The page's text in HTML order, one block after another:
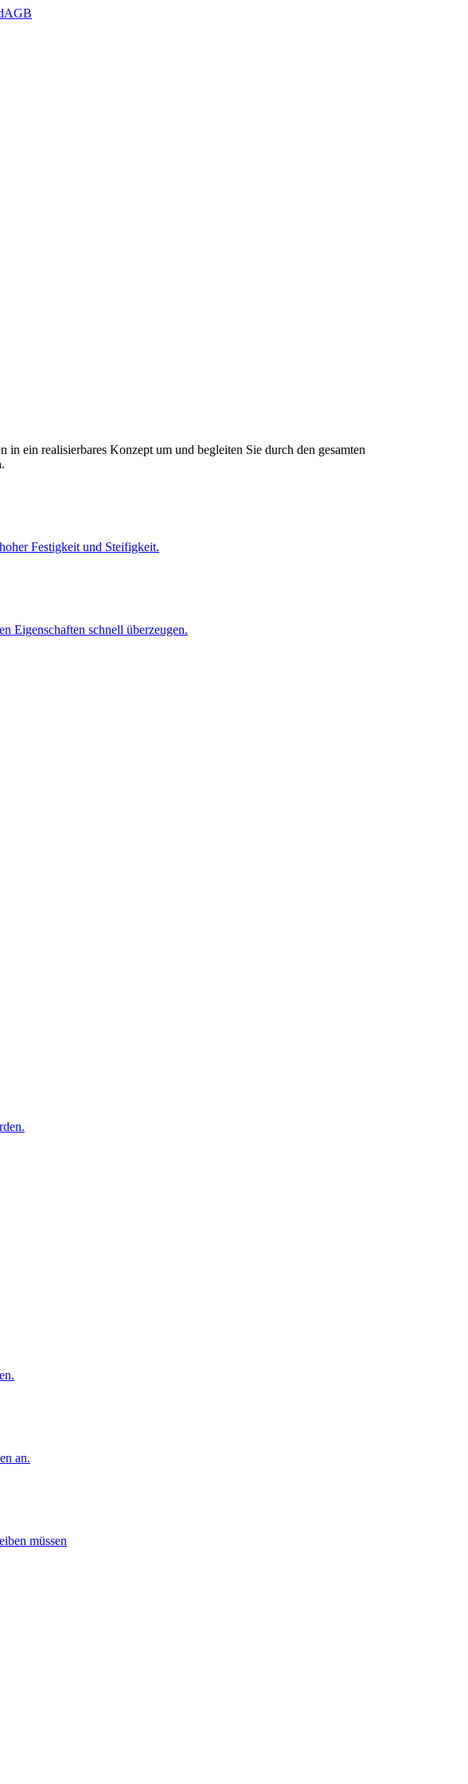
AGB
ein realisierbares Konzept um und begleiten Sie durch den gesamten
Festigkeit und Steifigkeit.
Eigenschaften schnell überzeugen.
an.
müssen